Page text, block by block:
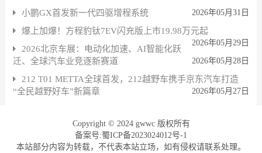
小鹏GX首发新一代四驱增程系统 2026年05月31日
爆上加爆！方程豹钛7EV闪充版上市19.98万元起
2026年05月29日
2026北京车展：电动化加速、AI智能化跃
迁、全球汽车业竞逐新赛道
2026年05月28日
212 T01 METTA全球首发，212越野车携手京东汽车打造
“全民越野好车”新篇章
2026年05月27日
Copyright © 2024 gwwc 版权所有
备案号:蜀ICP备2023024012号-1
本站部分内容为转载，不代表本站立场，如有侵权请联系处理。